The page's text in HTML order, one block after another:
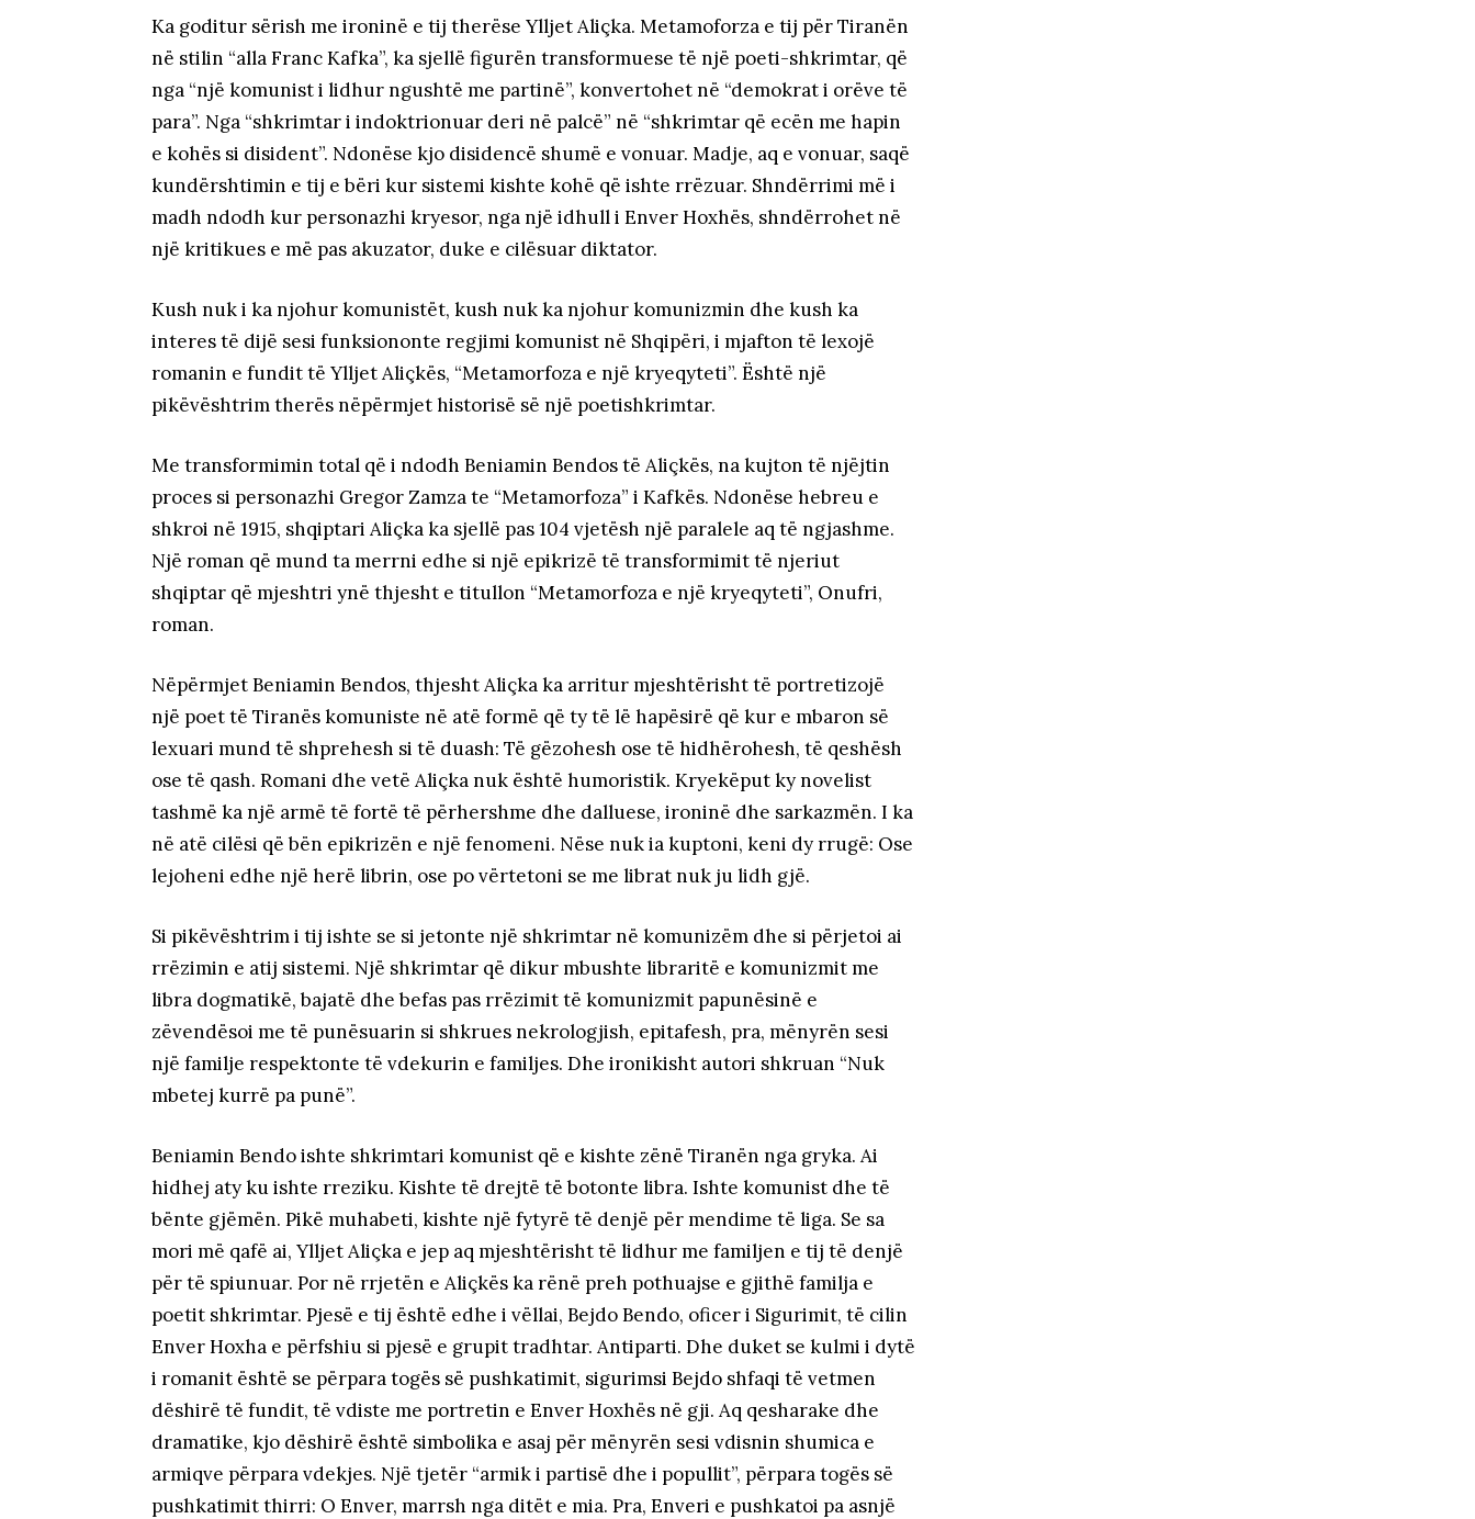
Ka goditur sërish me ironinë e tij therëse Ylljet Aliçka. Metamoforza e tij për Tiranën
në stilin “alla Franc Kafka”, ka sjellë figurën transformuese të një poeti-shkrimtar, që
nga “një komunist i lidhur ngushtë me partinë”, konvertohet në “demokrat i orëve të
para”. Nga “shkrimtar i indoktrionuar deri në palcë” në “shkrimtar që ecën me hapin
e kohës si disident”. Ndonëse kjo disidencë shumë e vonuar. Madje, aq e vonuar, saqë
kundërshtimin e tij e bëri kur sistemi kishte kohë që ishte rrëzuar. Shndërrimi më i
madh ndodh kur personazhi kryesor, nga një idhull i Enver Hoxhës, shndërrohet në
një kritikues e më pas akuzator, duke e cilësuar diktator.
Kush nuk i ka njohur komunistët, kush nuk ka njohur komunizmin dhe kush ka
interes të dijë sesi funksiononte regjimi komunist në Shqipëri, i mjafton të lexojë
romanin e fundit të Ylljet Aliçkës, “Metamorfoza e një kryeqyteti”. Është një
pikëvështrim therës nëpërmjet historisë së një poetishkrimtar.
Me transformimin total që i ndodh Beniamin Bendos të Aliçkës, na kujton të njëjtin
proces si personazhi Gregor Zamza te “Metamorfoza” i Kafkës. Ndonëse hebreu e
shkroi në 1915, shqiptari Aliçka ka sjellë pas 104 vjetësh një paralele aq të ngjashme.
Një roman që mund ta merrni edhe si një epikrizë të transformimit të njeriut
shqiptar që mjeshtri ynë thjesht e titullon “Metamorfoza e një kryeqyteti”, Onufri,
roman.
Nëpërmjet Beniamin Bendos, thjesht Aliçka ka arritur mjeshtërisht të portretizojë
një poet të Tiranës komuniste në atë formë që ty të lë hapësirë që kur e mbaron së
lexuari mund të shprehesh si të duash: Të gëzohesh ose të hidhërohesh, të qeshësh
ose të qash. Romani dhe vetë Aliçka nuk është humoristik. Kryekëput ky novelist
tashmë ka një armë të fortë të përhershme dhe dalluese, ironinë dhe sarkazmën. I ka
në atë cilësi që bën epikrizën e një fenomeni. Nëse nuk ia kuptoni, keni dy rrugë: Ose
lejoheni edhe një herë librin, ose po vërtetoni se me librat nuk ju lidh gjë.
Si pikëvështrim i tij ishte se si jetonte një shkrimtar në komunizëm dhe si përjetoi ai
rrëzimin e atij sistemi. Një shkrimtar që dikur mbushte libraritë e komunizmit me
libra dogmatikë, bajatë dhe befas pas rrëzimit të komunizmit papunësinë e
zëvendësoi me të punësuarin si shkrues nekrologjish, epitafesh, pra, mënyrën sesi
një familje respektonte të vdekurin e familjes. Dhe ironikisht autori shkruan “Nuk
mbetej kurrë pa punë”.
Beniamin Bendo ishte shkrimtari komunist që e kishte zënë Tiranën nga gryka. Ai
hidhej aty ku ishte rreziku. Kishte të drejtë të botonte libra. Ishte komunist dhe të
bënte gjëmën. Pikë muhabeti, kishte një fytyrë të denjë për mendime të liga. Se sa
mori më qafë ai, Ylljet Aliçka e jep aq mjeshtërisht të lidhur me familjen e tij të denjë
për të spiunuar. Por në rrjetën e Aliçkës ka rënë preh pothuajse e gjithë familja e
poetit shkrimtar. Pjesë e tij është edhe i vëllai, Bejdo Bendo, oficer i Sigurimit, të cilin
Enver Hoxha e përfshiu si pjesë e grupit tradhtar. Antiparti. Dhe duket se kulmi i dytë
i romanit është se përpara togës së pushkatimit, sigurimsi Bejdo shfaqi të vetmen
dëshirë të fundit, të vdiste me portretin e Enver Hoxhës në gji. Aq qesharake dhe
dramatike, kjo dëshirë është simbolika e asaj për mënyrën sesi vdisnin shumica e
armiqve përpara vdekjes. Një tjetër “armik i partisë dhe i popullit”, përpara togës së
pushkatimit thirri: O Enver, marrsh nga ditët e mia. Pra, Enveri e pushkatoi pa asnjë